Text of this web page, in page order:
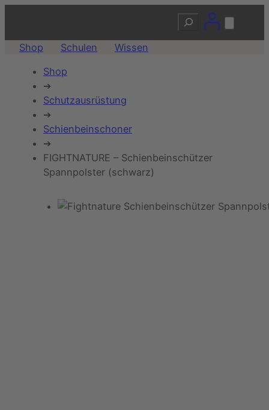
Suchen
Shop Schulen Wissen
Shop
➔
Schutzausrüstung
➔
Schienbeinschoner
➔
FIGHTNATURE – Schienbeinschützer
Spannpolster (schwarz)